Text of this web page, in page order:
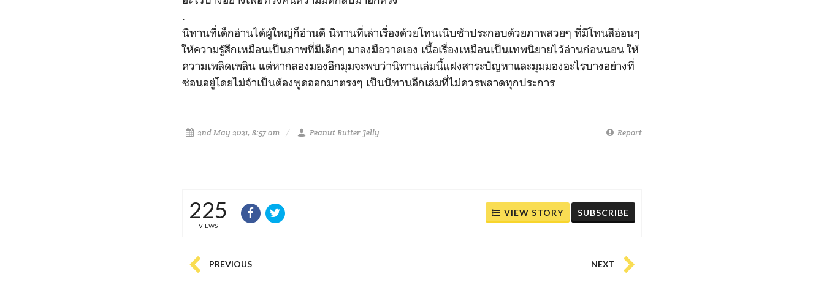
.
นิทานที่เด็กอ่านได้ผู้ใหญ่ก็อ่านดี นิทานที่เล่าเรื่องด้วยโทนเนิบช้าประกอบด้วยภาพสวยๆ ที่มีโทนสีอ่อนๆ
ให้ความรู้สึกเหมือนเป็นภาพที่มีเด็กๆ มาลงมือวาดเอง เนื้อเรื่องเหมือนเป็นเทพนิยายไว้อ่านก่อนนอน ให้
ความเพลิดเพลิน แต่หากลองมองอีกมุมจะพบว่านิทานเล่มนี้แฝงสาระปัญหาและมุมมองอะไรบางอย่างที่
ซ่อนอยู่โดยไม่จำเป็นต้องพูดออกมาตรงๆ เป็นนิทานอีกเล่มที่ไม่ควรพลาดทุกประการ
2nd May 2021, 8:57 am Peanut Butter Jelly Report
225
VIEWS
VIEW STORY SUBSCRIBE
PREVIOUS NEXT